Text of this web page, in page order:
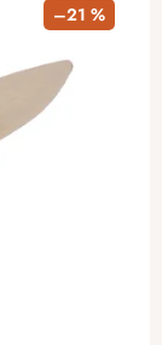
–21 %